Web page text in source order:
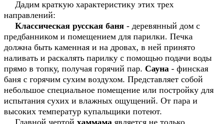
Дадим краткую характеристику этих трех
направлений:
Классическая русская баня - деревянный дом с
предбанником и помещением для парилки. Печка
должна быть каменная и на дровах, в ней принято
наливать и раскалять парилку с помощью подачи воды
прямо в топку, получая горячий пар. Сауна - финская
баня с горячим сухим воздухом. Представляет собой
небольшое специальное помещение или постройку для
испытания сухих и влажных ощущений. От пара и
высоких температур купальщики потеют.
Главной чертой хаммама является не только